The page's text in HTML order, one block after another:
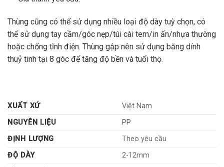
Thùng cũng có thể sử dụng nhiều loại độ dày tuỳ chọn, có
thể sử dụng tay cầm/góc nẹp/túi cài tem/in ấn/nhựa thường
hoặc chống tĩnh điện. Thùng gập nên sử dụng băng dính
thuỷ tinh tại 8 góc để tăng độ bền và tuổi thọ.
XUẤT XỨ
Việt Nam
NGUYÊN LIỆU
PP
ĐỊNH LƯỢNG
Theo yêu cầu
ĐỘ DÀY
2-12mm